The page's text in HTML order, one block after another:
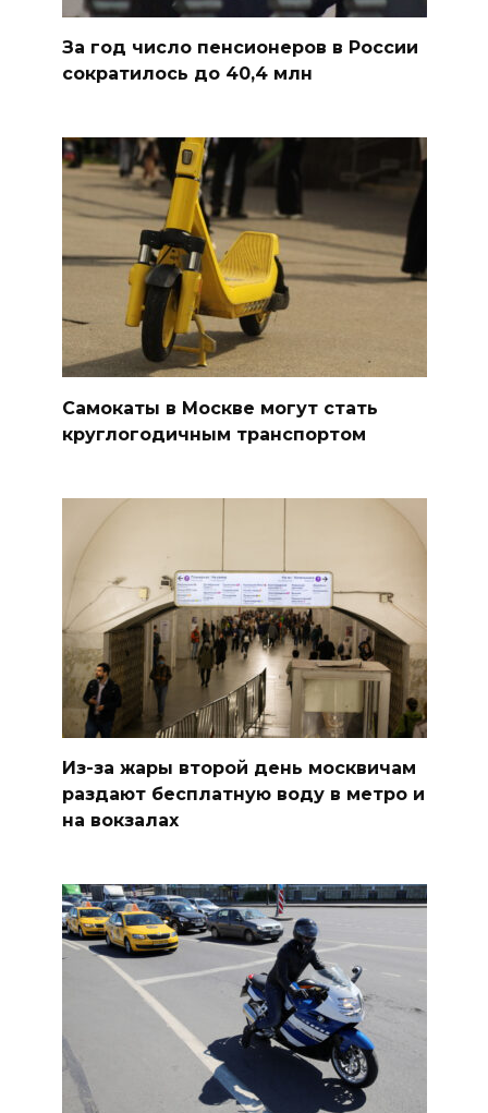
За год число пенсионеров в России
сократилось до 40,4 млн
Самокаты в Москве могут стать
круглогодичным транспортом
Из-за жары второй день москвичам
раздают бесплатную воду в метро и
на вокзалах